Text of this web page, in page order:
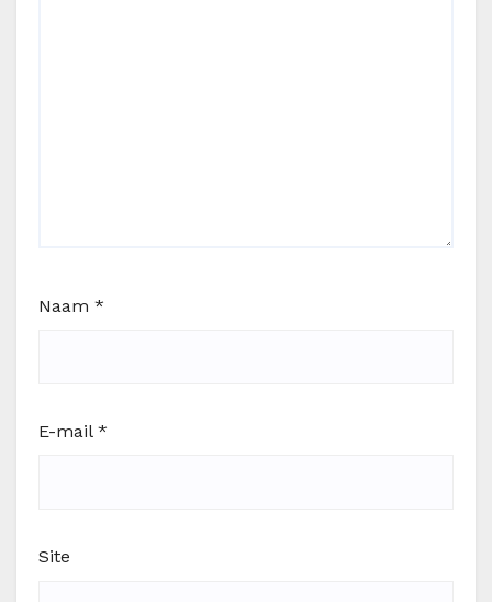
Naam *
E-mail *
Site